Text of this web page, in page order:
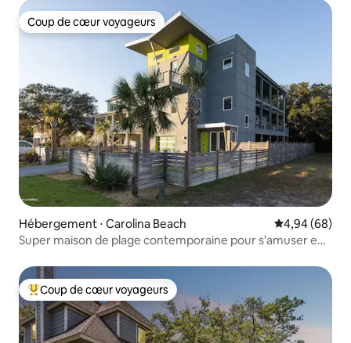
Coup de cœur voyageurs
Coup de cœur voyageurs
Hébergement ⋅ Carolina Beach Évaluation
4,94 (68)
Super maison de plage contemporaine pour s'amuser en
Coups de cœur voyageurs les plus appréciés
Coup de cœur voyageurs